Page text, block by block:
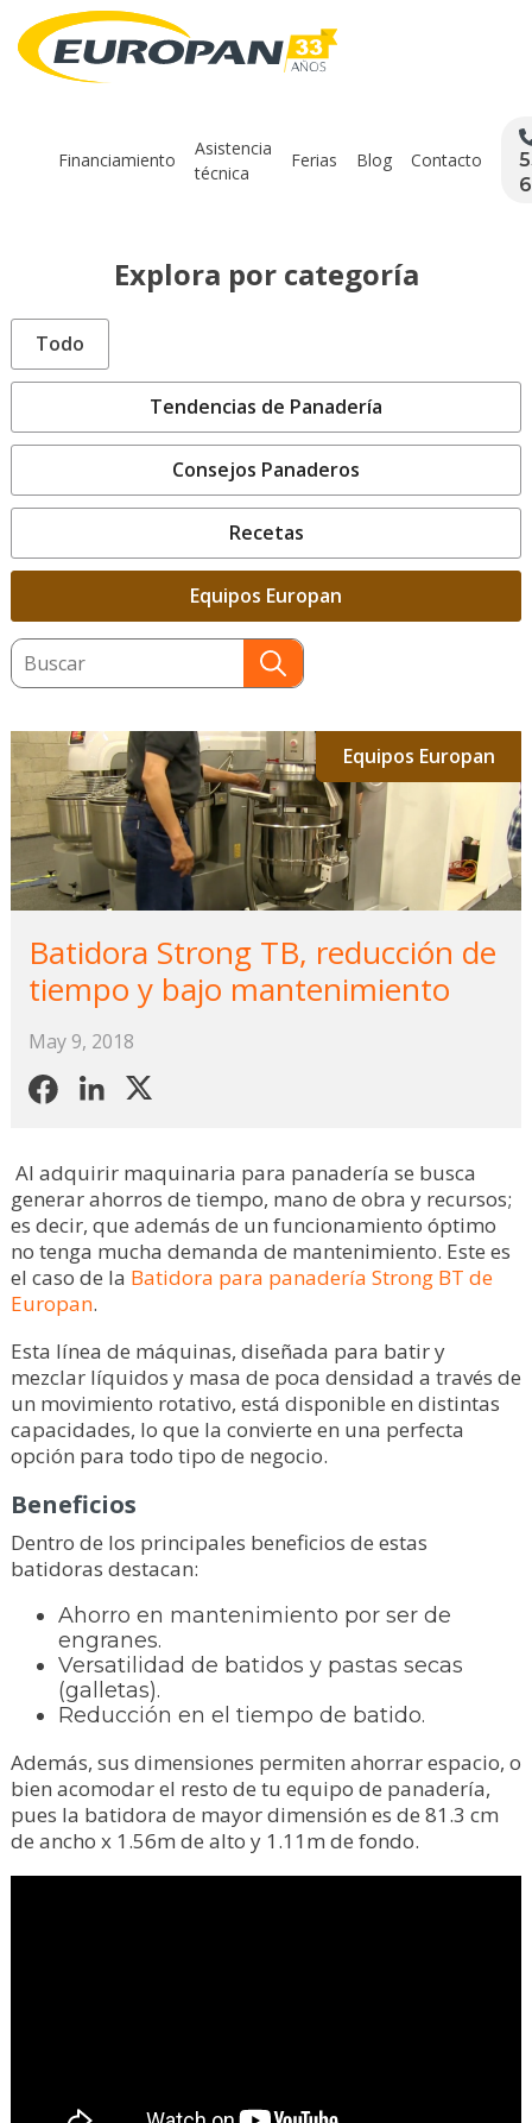
Financiamiento
Asistencia
técnica
Ferias Blog Contacto
Explora por categoría
Todo
Tendencias de Panadería
Consejos Panaderos
Recetas
Equipos Europan
This is a search field with an auto-suggest
Equipos Europan
Batidora Strong TB, reducción de
tiempo y bajo mantenimiento
May 9, 2018
Al adquirir maquinaria para panadería se busca
generar ahorros de tiempo, mano de obra y recursos;
es decir, que además de un funcionamiento óptimo
no tenga mucha demanda de mantenimiento. Este es
el caso de la Batidora para panadería Strong BT de
Europan.
Esta línea de máquinas, diseñada para batir y
mezclar líquidos y masa de poca densidad a través de
un movimiento rotativo, está disponible en distintas
capacidades, lo que la convierte en una perfecta
opción para todo tipo de negocio.
Beneficios
Dentro de los principales beneficios de estas
batidoras destacan:
Ahorro en mantenimiento por ser de
engranes.
Versatilidad de batidos y pastas secas
(galletas).
Reducción en el tiempo de batido.
Además, sus dimensiones permiten ahorrar espacio, o
bien acomodar el resto de tu equipo de panadería,
pues la batidora de mayor dimensión es de 81.3 cm
de ancho x 1.56m de alto y 1.11m de fondo.